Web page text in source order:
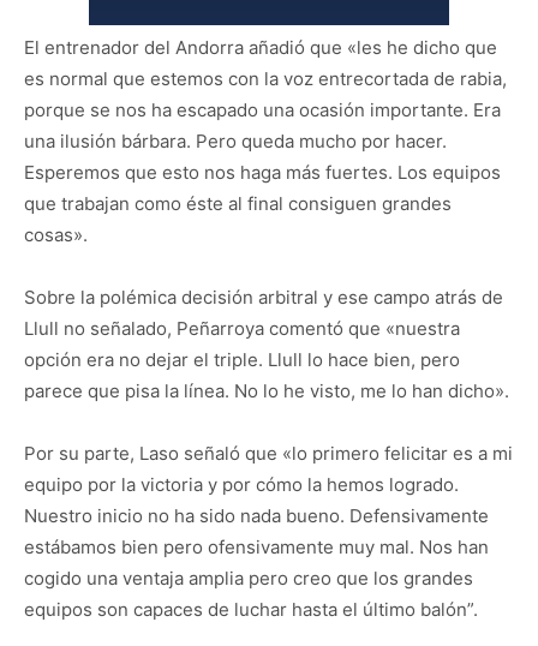
El entrenador del Andorra añadió que «les he dicho que
es normal que estemos con la voz entrecortada de rabia,
porque se nos ha escapado una ocasión importante. Era
una ilusión bárbara. Pero queda mucho por hacer.
Esperemos que esto nos haga más fuertes. Los equipos
que trabajan como éste al final consiguen grandes
cosas».
Sobre la polémica decisión arbitral y ese campo atrás de
Llull no señalado, Peñarroya comentó que «nuestra
opción era no dejar el triple. Llull lo hace bien, pero
parece que pisa la línea. No lo he visto, me lo han dicho».
Por su parte, Laso señaló que «lo primero felicitar es a mi
equipo por la victoria y por cómo la hemos logrado.
Nuestro inicio no ha sido nada bueno. Defensivamente
estábamos bien pero ofensivamente muy mal. Nos han
cogido una ventaja amplia pero creo que los grandes
equipos son capaces de luchar hasta el último balón”.